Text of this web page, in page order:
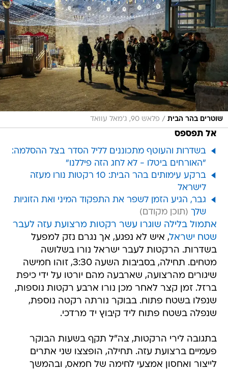
שוטרים בהר הבית / פלאש 90, ג'מאל עוואד
אל תפספס
בשדרות והעוטף מתכוננים לליל הסדר בצל ההסלמה:
"האורחים ביטלו - לא לחג הזה פיללנו"
ברקע עימותים בהר הבית: 10 רקטות נורו מעזה
לישראל
גבר, הגיע הזמן לשפר את התפקוד המיני ואת הזוגיות
שלך
אתמול בלילה שוגרו עשר רקטות מרצועת עזה לעבר
שטח ישראל, איש לא נפגע, אך נגרם נזק למפעל
בשדרות. הרקטות לעבר ישראל נורו בשלושה
מטחים. תחילה, בסביבות השעה 3:30, זוהו חמישה
שיגורים מהרצועה, שארבעה מהם יורטו על ידי כיפת
ברזל. זמן קצר לאחר מכן נורו ארבע רקטות נוספות,
שנפלו בשטח פתוח. בבוקר נורתה רקטה נוספת,
שנפלה בשטח פתוח ליד קיבוץ יד מרדכי.
בתגובה לירי הרקטות, צה"ל תקף בשעות הבוקר
פעמיים ברצועת עזה. תחילה, הופצצו שני אתרים
לייצור ואחסון אמצעי לחימה של חמאס, ובהמשך